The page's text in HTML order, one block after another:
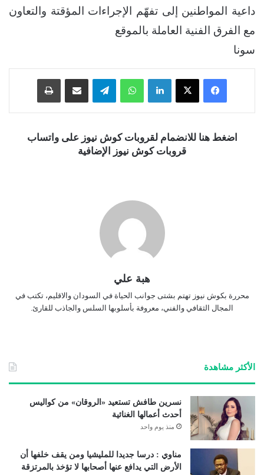
داعية المواطنين إلى تفهّم الإجراءات المؤقتة والتعاون
مع الفرق الفنية العاملة بالموقع
سونا
فيسبوك ‫X لينكدإن واتساب تيلقرام
اضغط هنا للانضمام لقروبات كوش نيوز على واتساب
قروبات كوش نيوز الإضافية
هبة علي
محررة بكوش نيوز تهتم بشتى جوانب الحياة في السودان والاقليم، تكتب في
المجال الثقافي والفني، معروفة بأسلوبها السلس والجاذب للقارئ.
الأكثر مشاهدة
نسرين طافش تستعيد «الروقان» من كواليس
أحدث أعمالها الغنائية
منذ يوم واحد
مناوي : درسا جديدا للمليشيا ومن يقف خلفها أن
الأرض التي يدافع عنها أصحابها لا تؤخذ بالمرتزقة